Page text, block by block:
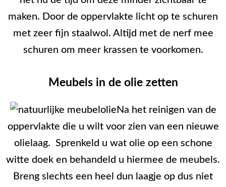
maken. Door de oppervlakte licht op te schuren
met zeer fijn staalwol. Altijd met de nerf mee
schuren om meer krassen te voorkomen.
Meubels in de olie zetten
Na het reinigen van de
oppervlakte die u wilt voor zien van een nieuwe
olielaag. Sprenkeld u wat olie op een schone
witte doek en behandeld u hiermee de meubels.
Breng slechts een heel dun laagje op dus niet